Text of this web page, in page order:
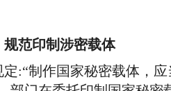
范印制涉密载体
定:“制作国家秘密载体，